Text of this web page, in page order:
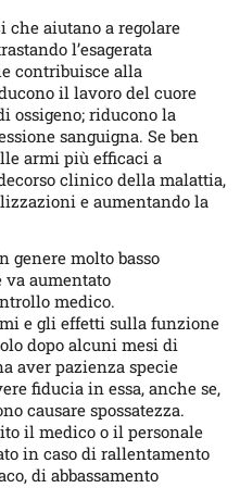
che aiutano a regolare
l’esagerata
contribuisce alla
il lavoro del cuore
ossigeno; riducono la
sanguigna. Se ben
armi più efficaci a
clinico della malattia,
e aumentando la
genere molto basso
va aumentato
medico.
e gli effetti sulla funzione
dopo alcuni mesi di
aver pazienza specie
fiducia in essa, anche se,
causare spossatezza.
il medico o il personale
in caso di rallentamento
di abbassamento